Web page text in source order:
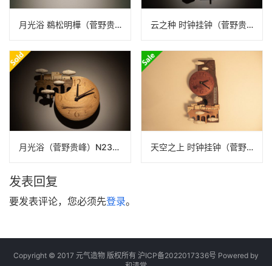
月光浴 鵜松明樺（菅野贵峰）N22A350 云之种 时钟挂钟（菅野贵峰）N24B216
月光浴（菅野贵峰）N23B386 天空之上 时钟挂钟（菅野贵峰）N24B438
发表回复
要发表评论，您必须先登录。
Copyright © 2017 元气造物 版权所有 沪ICP备2022017336号 Powered by